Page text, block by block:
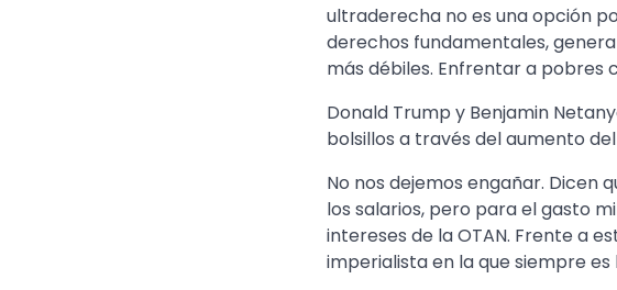
ultraderecha no es una opción
derechos fundamentales,
más débiles. Enfrentar a pobres
Donald Trump y Benjamin
bolsillos a través del aumento
No nos dejemos engañar. Dicen
los salarios, pero para el gasto
intereses de la OTAN. Frente a
imperialista en la que siempre